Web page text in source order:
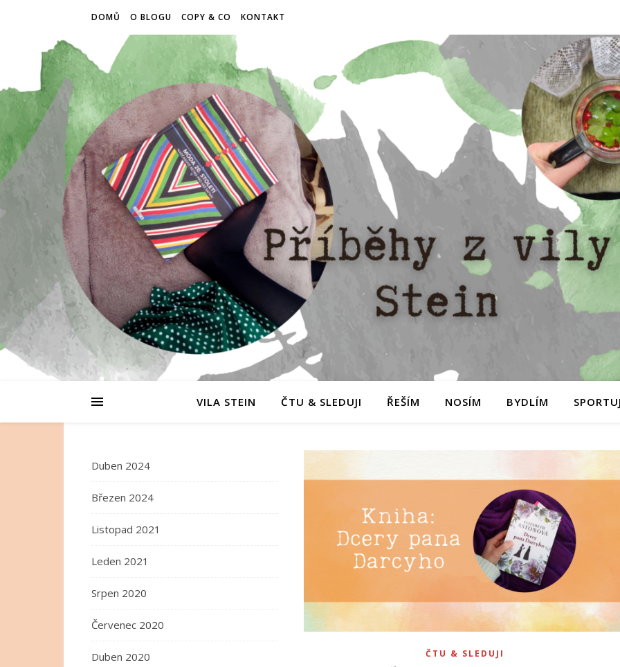
DOMŮ O BLOGU COPY & CO KONTAKT
VILA STEIN ČTU & SLEDUJI ŘEŠÍM NOSÍM BYDLÍM
Duben 2024
Březen 2024
Listopad 2021
Leden 2021
Srpen 2020
Červenec 2020
Duben 2020 ČTU & SLEDUJI